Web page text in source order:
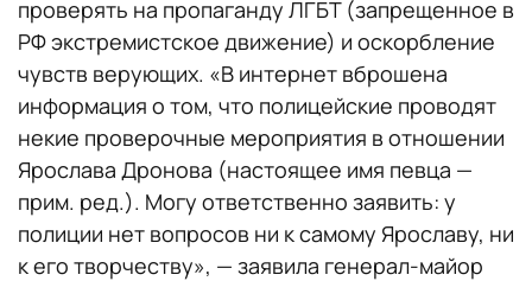
проверять на пропаганду ЛГБТ (запрещенное в
РФ экстремистское движение) и оскорбление
чувств верующих. «В интернет вброшена
информация о том, что полицейские проводят
некие проверочные мероприятия в отношении
Ярослава Дронова (настоящее имя певца —
прим. ред.). Могу ответственно заявить: у
полиции нет вопросов ни к самому Ярославу, ни
к его творчеству», — заявила генерал-майор